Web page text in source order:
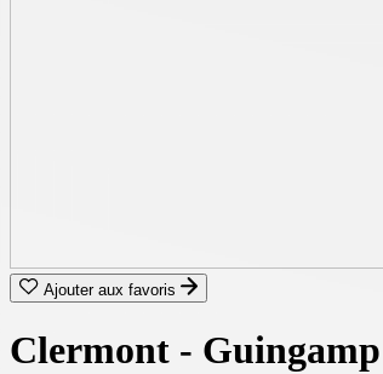
Ajouter aux favoris
Clermont -